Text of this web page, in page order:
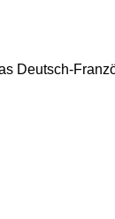
Deutsch-